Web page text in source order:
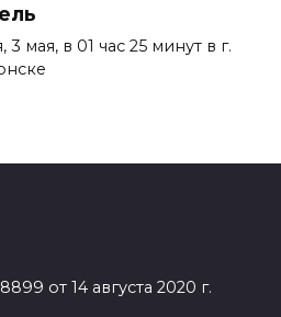
3 мая, в 01 час 25 минут в г.
от 14 августа 2020 г.